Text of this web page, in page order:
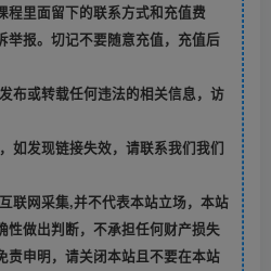
程里面留下的联系方式和充值费
举报。切记不要随意充值，充值后
布或转载任何违法的相关信息，访
如发现链接失效，请联系我们我们
联网采集,并不代表本站立场，本站
性做出判断，不承担任何财产损失
责申明，请关闭本站且不要在本站